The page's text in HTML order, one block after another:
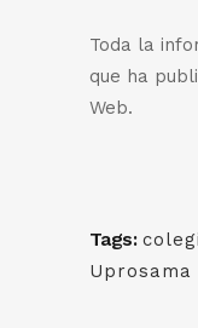
Toda la
que ha
Web.
Tags:
Uprosama